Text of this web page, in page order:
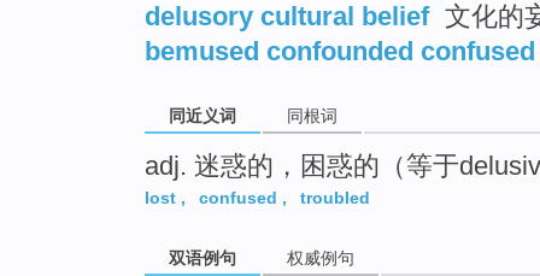
delusory cultural belief 文化的
bemused confounded
同近义词 同根词
adj. 迷惑的，困惑的（等于
lost , confused , troubled
双语例句 权威例句